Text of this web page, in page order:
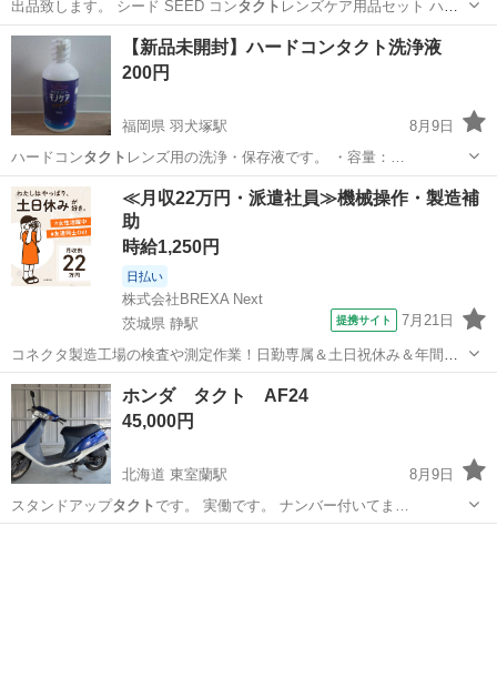
出品致します。 シード SEED コンタクト レンズケア用品セット ハー
ドレンズ用 …
静岡 浜松市 遠州小松駅 その他 せん
【新品未開封】ハードコンタクト洗浄液
200円
福岡県 羽犬塚駅
8月9日
ハードコンタクト レンズ用の洗浄・保存液です。 ・容量：…
福岡 八女市 羽犬塚駅 ヘアケア 新品
≪月収22万円・派遣社員≫機械操作・製造補
助
時給1,250円
日払い
株式会社BREXA Next
茨城県 静駅
提携サイト 7月21日
コネクタ製造工場の検査や測定作業！日勤専属＆土日祝休み＆年間休
日128日★クリーンルーム内作業★マイカー通勤OK＆無料駐車場あり
★就業先食堂利用可！日払い制度あり！《茨城県常陸大宮市》 人気の
工場のお仕事 ◇コネクタ製造工...
茨城 常陸大宮市 静駅
ホンダ タクト AF24
45,000円
北海道 東室蘭駅
8月9日
スタンドアップタクト です。 実働です。 ナンバー付いてま…